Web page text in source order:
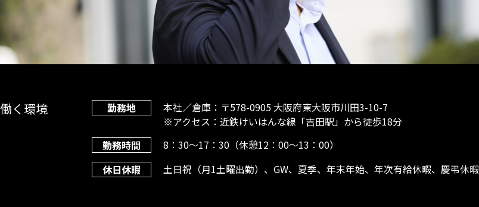
働く環境 勤務地
本社／倉庫：〒578-0905 大阪府東大阪市川田3-10-7
※アクセス：近鉄けいはんな線「吉田駅」から徒歩18分
勤務時間
8：30〜17：30（休憩12：00〜13：00）
休日休暇
土日祝（月1土曜出勤）、GW、夏季、年末年始、年次有給休暇、慶弔休暇